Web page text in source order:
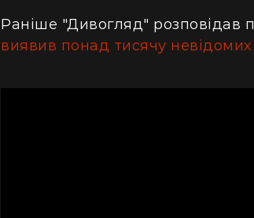
Раніше "Дивогляд" розповідав
виявив понад тисячу невідомих